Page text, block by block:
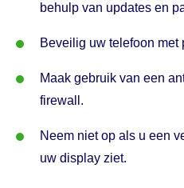
behulp van updates en
Beveilig uw telefoon met
Maak gebruik van een
firewall.
Neem niet op als u een
uw display ziet.